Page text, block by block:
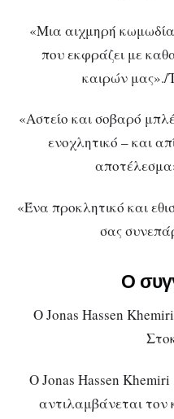
«Μια αιχμηρή κωμωδία
που εκφράζει με
καιρών μας»./
«Αστείο και σοβαρό
ενοχλητικό – και
«Ένα προκλητικό και
σας
Ο
Ο Jonas Hassen
Ο Jonas Hassen Khemiri
αντιλαμβάνεται τον